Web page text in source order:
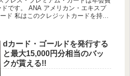
です。 ANA アメリカン・エキスプ
ド 私はこのクレジットカードを持っ
dカード・ゴールドを発行する
と最大15,000円分相当のバッ
クが貰える!!